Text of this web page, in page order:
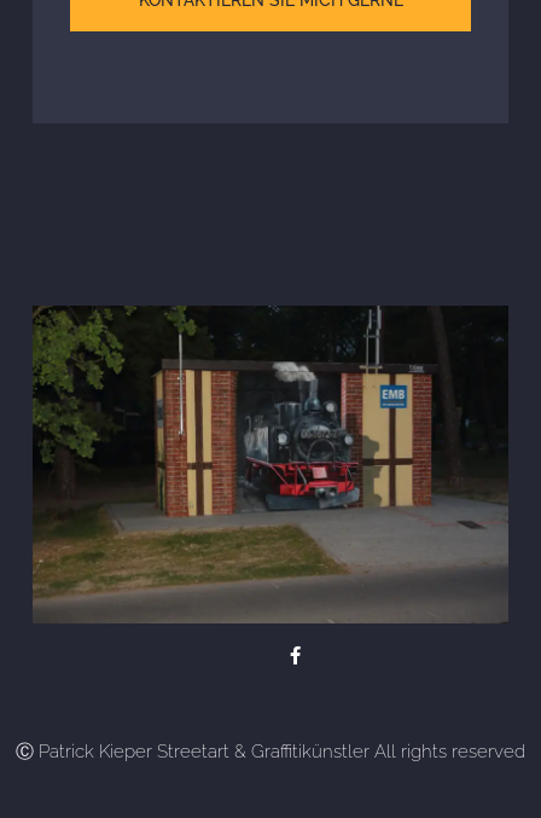
Ⓒ Patrick Kieper Streetart & Graffitikünstler All rights reserved